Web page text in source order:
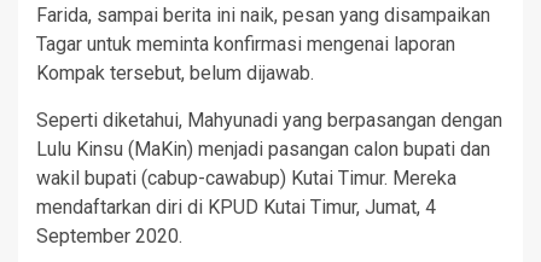
Farida, sampai berita ini naik, pesan yang disampaikan
Tagar untuk meminta konfirmasi mengenai laporan
Kompak tersebut, belum dijawab.
Seperti diketahui, Mahyunadi yang berpasangan dengan
Lulu Kinsu (MaKin) menjadi pasangan calon bupati dan
wakil bupati (cabup-cawabup) Kutai Timur. Mereka
mendaftarkan diri di KPUD Kutai Timur, Jumat, 4
September 2020.